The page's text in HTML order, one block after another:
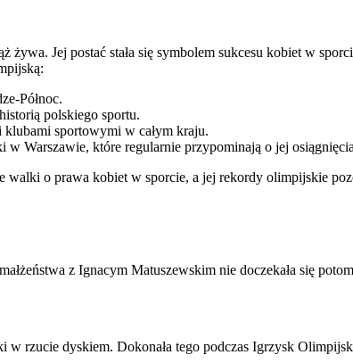
żywa. Jej postać stała się symbolem sukcesu kobiet w
Północ.
polskiego sportu.
sportowymi w całym kraju.
Warszawie, które regularnie przypominają o jej
walki o prawa kobiet w sporcie, a jej rekordy olimpijskie
z Ignacym Matuszewskim nie doczekała się
w rzucie dyskiem. Dokonała tego podczas Igrzysk